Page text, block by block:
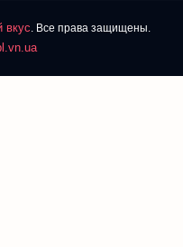
вкус. Все права защищены.